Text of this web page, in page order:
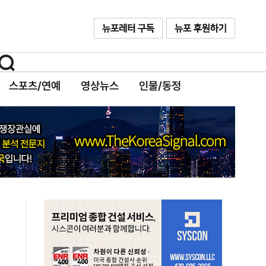
스포츠/연예 영상뉴스 인물/동정